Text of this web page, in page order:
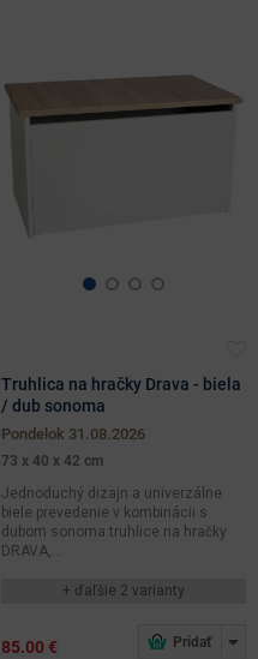
Truhlica na hračky Drava - biela
/ dub sonoma
pondelok 31.08.2026
73 x 40 x 42 cm
Jednoduchý dizajn a univerzálne
biele prevedenie v kombinácii s
dubom sonoma truhlice na hračky
DRAVA,...
+ ďaľšie 2 varianty
85.00 €